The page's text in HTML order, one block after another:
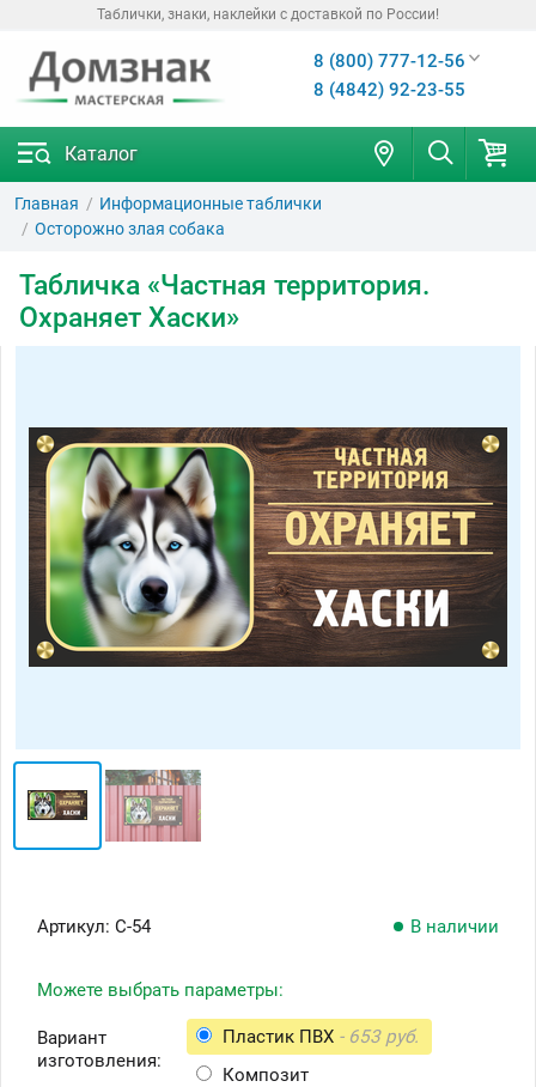
Таблички, знаки, наклейки с доставкой по России!
8 (800) 777-12-56
8 (4842) 92-23-55
Каталог
Главная
Информационные таблички
Осторожно злая собака
Табличка «Частная территория.
Охраняет Хаски»
Артикул: С-54 В наличии
Можете выбрать параметры:
Вариант
изготовления:
Пластик ПВХ - 653 руб.
Композит